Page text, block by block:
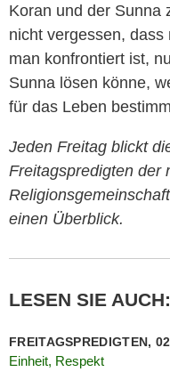
Koran und der Sunna
nicht vergessen,
man konfrontiert ist,
Sunna lösen könne,
für das Leben
Jeden Freitag blickt
Freitagspredigten der
einen Überblick.
LESEN SIE AUCH:
FREITAGSPREDIGTEN,
Einheit, Respekt